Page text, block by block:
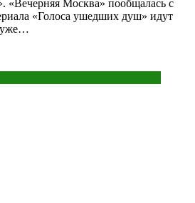
«Вечерняя Москва» пообщалась с
«Голоса ушедших душ» идут
уже…